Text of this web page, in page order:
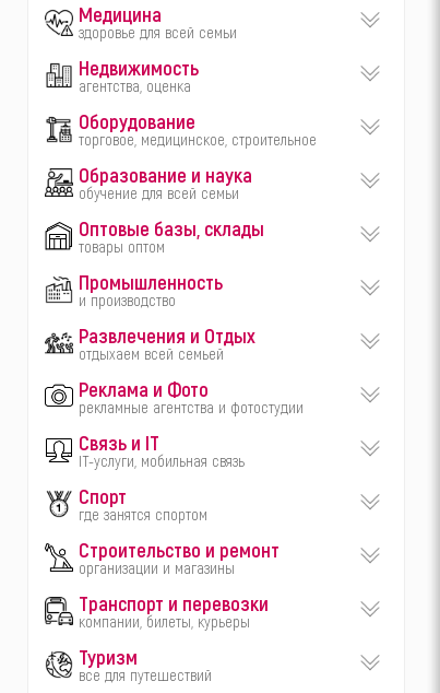
Медицина
здоровье для всей семьи
Недвижимость
агентства, оценка
Оборудование
торговое, медицинское, строительное
Образование и наука
обучение для всей семьи
Оптовые базы, склады
товары оптом
Промышленность
и производство
Развлечения и Отдых
отдыхаем всей семьей
Реклама и Фото
рекламные агентства и фотостудии
Связь и IT
IT-услуги, мобильная связь
Спорт
где занятся спортом
Строительство и ремонт
организации и магазины
Транспорт и перевозки
компании, билеты, курьеры
Туризм
все для путешествий